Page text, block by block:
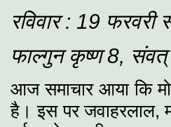
रविवार : 19
फाल्‍गुन कृष्‍ण 8,
आज समाचार आया कि
है। इस पर जवाहरलाल,